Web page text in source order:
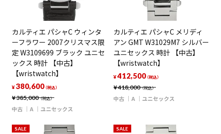
カルティエ パシャC ウィンタ
ーフラワー 2007クリスマス限
定 W3109699 ブラック ユニセ
ックス 時計 【中古】
【wristwatch】
¥385,000（税込）
¥380,600（税込）
中古 A ユニセックス
カルティエ パシャC メリディ
アン GMT W31029M7 シルバー
ユニセックス 時計 【中古】
【wristwatch】
¥418,000（税込）
¥412,500（税込）
中古 A ユニセックス
SALE SALE